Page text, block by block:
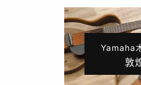
Yamaha
敦